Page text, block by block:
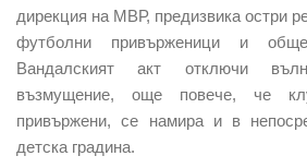
дирекция на МВР, предизвика остри
футболни привърженици и
Вандалският акт отключи
възмущение, още повече, че
привържени, се намира и в
детска градина.